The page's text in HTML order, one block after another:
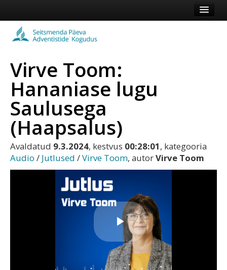
Koduleht
Vaata veel
Virve Toom:
Hananiase lugu
Saulusega
(Haapsalus)
Avaldatud 9.3.2024, kestvus 00:28:01, kategooria
Audio / Jutlused /Virve Toom, autorVirve Toom
Play